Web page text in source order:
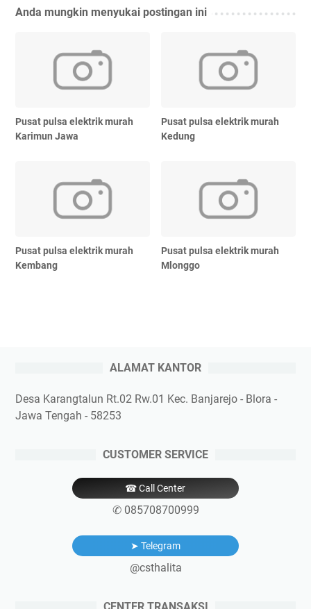
Anda mungkin menyukai postingan ini
Pusat pulsa elektrik murah
Karimun Jawa
Pusat pulsa elektrik murah
Kedung
Pusat pulsa elektrik murah
Kembang
Pusat pulsa elektrik murah
Mlonggo
ALAMAT KANTOR
Desa Karangtalun Rt.02 Rw.01 Kec. Banjarejo - Blora -
Jawa Tengah - 58253
CUSTOMER SERVICE
☎ Call Center
✆ 085708700999
➤ Telegram
@csthalita
CENTER TRANSAKSI